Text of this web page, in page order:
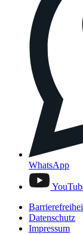
WhatsApp
Datenschutz
Impressum